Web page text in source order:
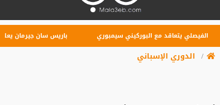
يتعاقد مع البوركيني سيمبوري باريس سان جيرمان يعلن
الدوري الإسباني